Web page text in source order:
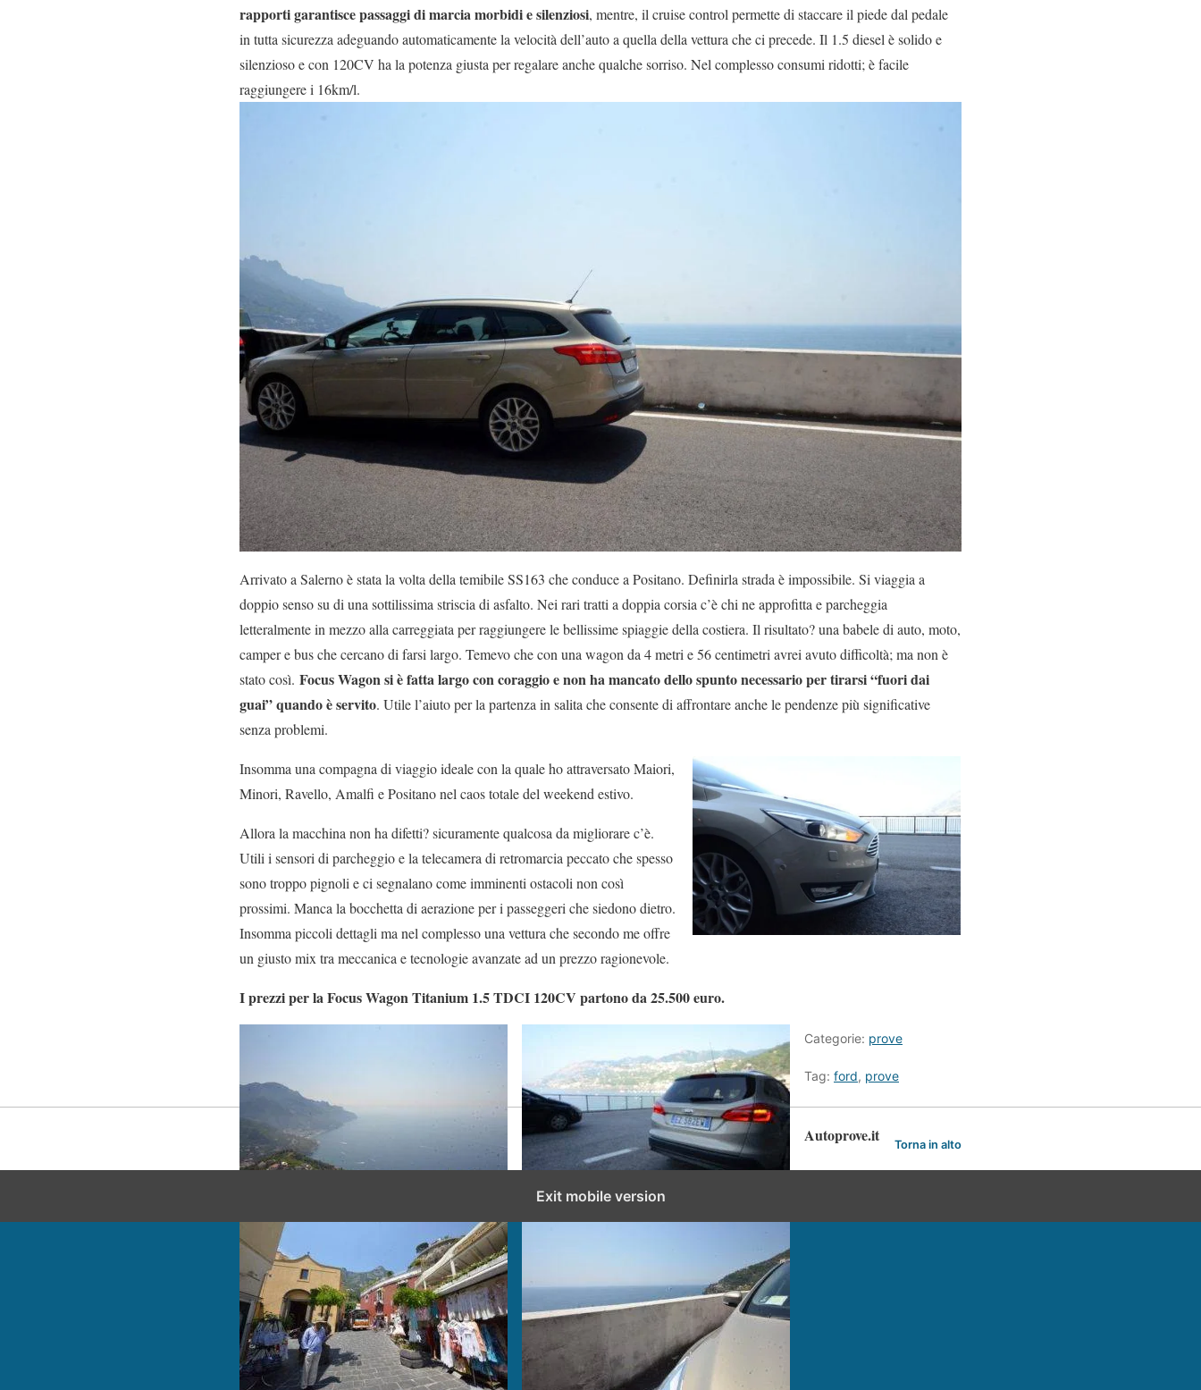
rapporti garantisce passaggi di marcia morbidi e silenziosi, mentre, il cruise control permette di staccare il piede dal pedale
in tutta sicurezza adeguando automaticamente la velocità dell’auto a quella della vettura che ci precede. Il 1.5 diesel è solido e
silenzioso e con 120CV ha la potenza giusta per regalare anche qualche sorriso. Nel complesso consumi ridotti; è facile
raggiungere i 16km/l.
Arrivato a Salerno è stata la volta della temibile SS163 che conduce a Positano. Definirla strada è impossibile. Si viaggia a
doppio senso su di una sottilissima striscia di asfalto. Nei rari tratti a doppia corsia c’è chi ne approfitta e parcheggia
letteralmente in mezzo alla carreggiata per raggiungere le bellissime spiaggie della costiera. Il risultato? una babele di auto, moto,
camper e bus che cercano di farsi largo. Temevo che con una wagon da 4 metri e 56 centimetri avrei avuto difficoltà; ma non è
stato così. Focus Wagon si è fatta largo con coraggio e non ha mancato dello spunto necessario per tirarsi “fuori dai
guai” quando è servito. Utile l’aiuto per la partenza in salita che consente di affrontare anche le pendenze più significative
senza problemi.
Insomma una compagna di viaggio ideale con la quale ho attraversato Maiori,
Minori, Ravello, Amalfi e Positano nel caos totale del weekend estivo.
Allora la macchina non ha difetti? sicuramente qualcosa da migliorare c’è.
Utili i sensori di parcheggio e la telecamera di retromarcia peccato che spesso
sono troppo pignoli e ci segnalano come imminenti ostacoli non così
prossimi. Manca la bocchetta di aerazione per i passeggeri che siedono dietro.
Insomma piccoli dettagli ma nel complesso una vettura che secondo me offre
un giusto mix tra meccanica e tecnologie avanzate ad un prezzo ragionevole.
I prezzi per la Focus Wagon Titanium 1.5 TDCI 120CV partono da 25.500 euro.
Categorie: prove
Tag: ford, prove
Autoprove.it Torna in alto
Exit mobile version